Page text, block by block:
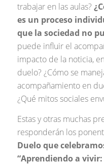
trabajar en las aulas?
es un proceso
que la sociedad no
puede influir el
impacto de la noticia,
duelo? ¿Cómo se
acompañamiento en
¿Qué mitos sociales
Estas y otras muchas
responderán los
Duelo que
“Aprendiendo a